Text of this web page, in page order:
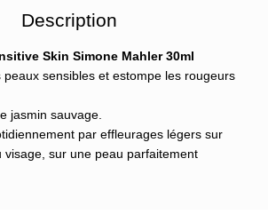
Description
Skin Simone Mahler 30ml
peaux sensibles et estompe les rougeurs
jasmin sauvage.
par effleurages légers sur
visage, sur une peau parfaitement